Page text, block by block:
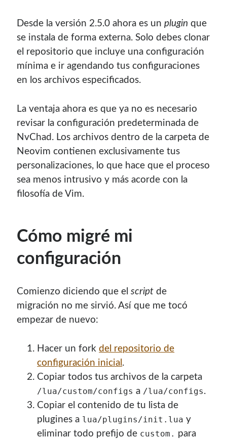
El Blog de Luis0
Picando Código0
Desde la versión 2.5.0 ahora es unplugin que
se instala de forma externa. Solo debes clonar
el repositorio que incluye una configuración
mínima e ir agendando tus configuraciones
en los archivos especificados.
La ventaja ahora es que ya no es necesario
revisar la configuración predeterminada de
NvChad. Los archivos dentro de la carpeta de
Neovim contienen exclusivamente tus
personalizaciones, lo que hace que el proceso
sea menos intrusivo y más acorde con la
filosofía de Vim.
Cómo migré mi
configuración
Comienzo diciendo que elscript de
migración no me sirvió. Así que me tocó
empezar de nuevo:
Hacer un forkdel repositorio de
configuración inicial .
Copiar todos tus archivos de la carpeta
/lua/custom/configs a /lua/configs.
Copiar el contenido de tu lista de
plugines a lua/plugins/init.lua y
eliminar todo prefijo de custom. para